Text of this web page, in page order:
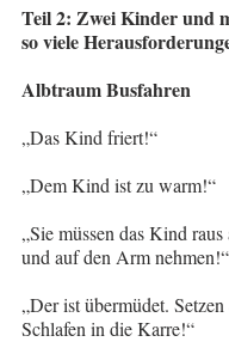
Teil 2: Zwei Kinder und
so viele
Albtraum Busfahren
„Das Kind friert!“
„Dem Kind ist zu warm!“
„Sie müssen das Kind raus
und auf den Arm nehmen!“
„Der ist übermüdet.
Schlafen in die Karre!“